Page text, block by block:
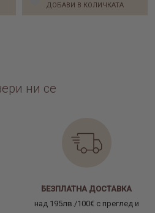
ДОБАВИ В КОЛИЧКАТА
ни се
БЕЗПЛАТНА ДОСТАВКА
над 195лв./100€ с преглед и